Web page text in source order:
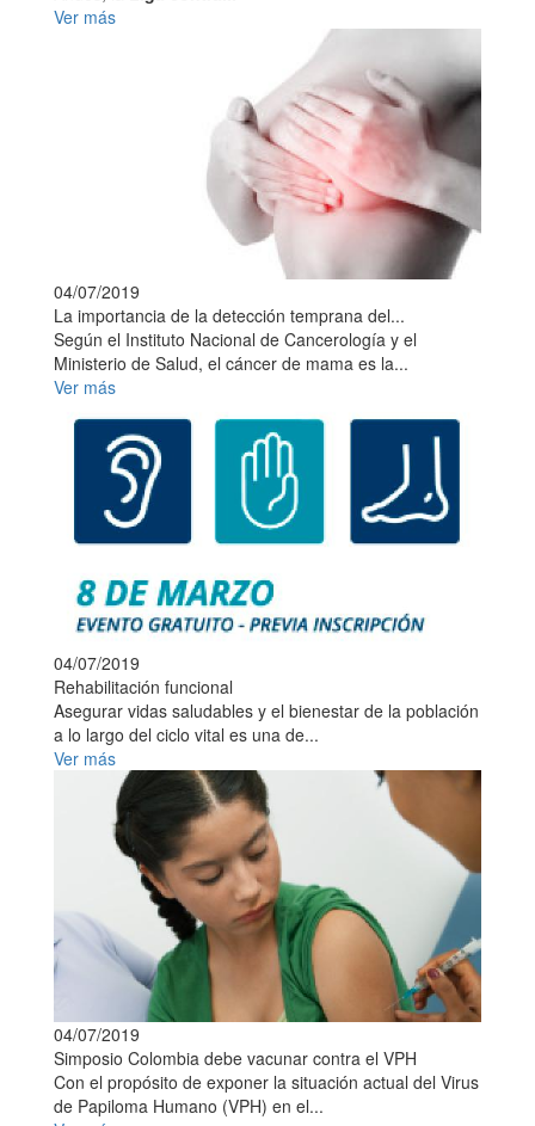
Ver más
04/07/2019
La importancia de la detección temprana del...
Según el Instituto Nacional de Cancerología y el
Ministerio de Salud, el cáncer de mama es la...
Ver más
04/07/2019
Rehabilitación funcional
Asegurar vidas saludables y el bienestar de la población
a lo largo del ciclo vital es una de...
Ver más
04/07/2019
Simposio Colombia debe vacunar contra el VPH
Con el propósito de exponer la situación actual del Virus
de Papiloma Humano (VPH) en el...